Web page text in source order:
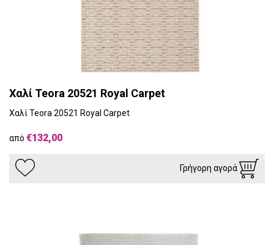
Χαλί Teora 20521 Royal Carpet
Χαλί Teora 20521 Royal Carpet
από €132,00
Γρήγορη αγορά